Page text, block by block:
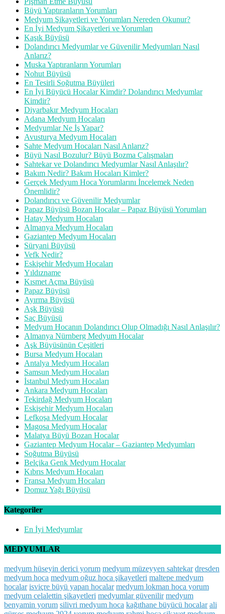
Büyü Yaptıranların Yorumları
Medyum Şikayetleri ve Yorumları Nereden Okunur?
En İyi Medyum Şikayetleri ve Yorumları
Kaşık Büyüsü
Dolandırıcı Medyumlar ve Güvenilir Medyumları Nasıl
Anlarız?
Muska Yaptıranların Yorumları
Nohut Büyüsü
En Tesirli Soğutma Büyüleri
En İyi Büyücü Hocalar Kimdir? Dolandırıcı Medyumlar
Kimdir?
Diyarbakır Medyum Hocaları
Adana Medyum Hocaları
Medyumlar Ne İş Yapar?
Avusturya Medyum Hocaları
Sahte Medyum Hocaları Nasıl Anlarız?
Büyü Nasıl Bozulur? Büyü Bozma Çalışmaları
Sahtekar ve Dolandırıcı Medyumlar Nasıl Anlaşılır?
Bakım Nedir? Bakım Hocaları Kimler?
Gerçek Medyum Hoca Yorumlarını İncelemek Neden
Önemlidir?
Dolandırıcı ve Güvenilir Medyumlar
Papaz Büyüsü Bozan Hocalar – Papaz Büyüsü Yorumları
Hatay Medyum Hocaları
Almanya Medyum Hocaları
Gaziantep Medyum Hocaları
Süryani Büyüsü
Vefk Nedir?
Eskişehir Medyum Hocaları
Yıldızname
Kısmet Açma Büyüsü
Papaz Büyüsü
Ayırma Büyüsü
Aşk Büyüsü
Saç Büyüsü
Medyum Hocanın Dolandırıcı Olup Olmadığı Nasıl Anlaşılır?
Almanya Nürnberg Medyum Hocalar
Aşk Büyüsünün Çeşitleri
Bursa Medyum Hocaları
Antalya Medyum Hocaları
Samsun Medyum Hocaları
İstanbul Medyum Hocaları
Ankara Medyum Hocaları
Tekirdağ Medyum Hocaları
Eskişehir Medyum Hocaları
Lefkoşa Medyum Hocalar
Magosa Medyum Hocalar
Malatya Büyü Bozan Hocalar
Gaziantep Medyum Hocalar – Gaziantep Medyumları
Soğutma Büyüsü
Belçika Genk Medyum Hocalar
Kıbrıs Medyum Hocaları
Fransa Medyum Hocaları
Domuz Yağı Büyüsü
Kategoriler
En İyi Medyumlar
MEDYUMLAR
medyum hüseyin derici yorum medyum müzeyyen sahtekar dresden
medyum hoca medyum oğuz hoca şikayetleri maltepe medyum
hocalar isviçre büyü yapan hocalar medyum lokman hoca yorum
medyum celalettin şikayetleri medyumlar güvenilir medyum
benyamin yorum silivri medyum hoca kağıthane büyücü hocalar ali